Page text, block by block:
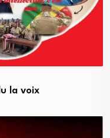
la voix